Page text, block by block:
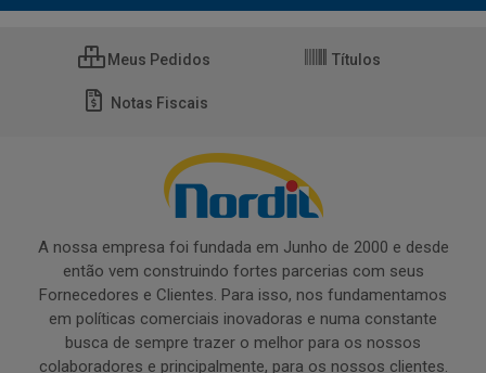
Meus Pedidos Títulos
Notas Fiscais
A nossa empresa foi fundada em Junho de 2000 e desde
então vem construindo fortes parcerias com seus
Fornecedores e Clientes. Para isso, nos fundamentamos
em políticas comerciais inovadoras e numa constante
busca de sempre trazer o melhor para os nossos
colaboradores e principalmente, para os nossos clientes.